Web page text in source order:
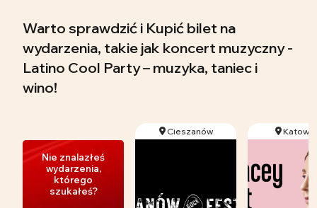
Warto sprawdzić i Kupić bilet na
wydarzenia, takie jak koncert muzyczny -
Latino Cool Party – muzyka, taniec i
wino!
Nie znalazłeś
wydarzenia,
którego
szukałeś?
Cieszanów